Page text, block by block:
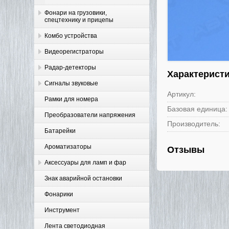
Фонари на грузовики,
спецтехнику и прицепы
Комбо устройства
Видеорегистраторы
Радар-детекторы
Сигналы звуковые
Рамки для номера
Преобразователи напряжения
Батарейки
Ароматизаторы
Аксессуары для ламп и фар
Знак аварийной остановки
Фонарики
Инструмент
Лента светодиодная
Артикул:
Базовая единица:
Производитель:
Отзывы